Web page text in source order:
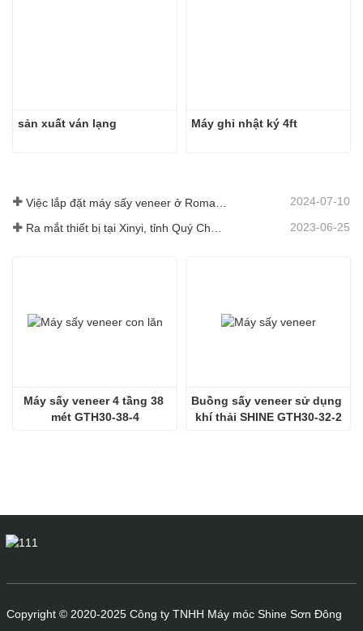
sản xuất ván lạng Máy ghi nhật ký 4ft
2024-07-10
2023-06-25
Máy sấy veneer 4 tầng 38
mét GTH30-38-4
Buồng sấy veneer sử dụng
khí thải SHINE GTH30-32-2
Copyright © 2020-2025 Công ty TNHH Máy móc Shine Sơn Đông